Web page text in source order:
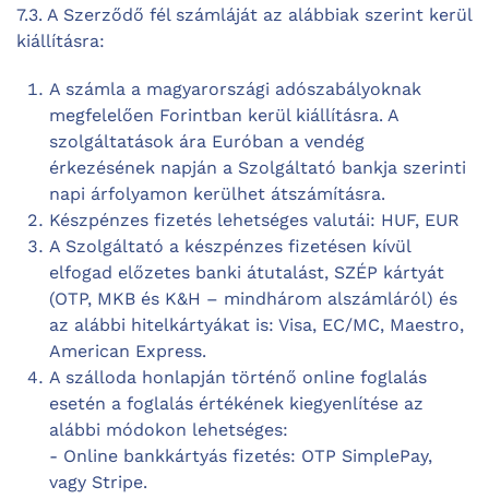
7.3. A Szerződő fél számláját az alábbiak szerint kerül
kiállításra:
A számla a magyarországi adószabályoknak
megfelelően Forintban kerül kiállításra. A
szolgáltatások ára Euróban a vendég
érkezésének napján a Szolgáltató bankja szerinti
napi árfolyamon kerülhet átszámításra.
Készpénzes fizetés lehetséges valutái: HUF, EUR
A Szolgáltató a készpénzes fizetésen kívül
elfogad előzetes banki átutalást, SZÉP kártyát
(OTP, MKB és K&H – mindhárom alszámláról) és
az alábbi hitelkártyákat is: Visa, EC/MC, Maestro,
American Express.
A szálloda honlapján történő online foglalás
esetén a foglalás értékének kiegyenlítése az
alábbi módokon lehetséges:
- Online bankkártyás fizetés: OTP SimplePay,
vagy Stripe.